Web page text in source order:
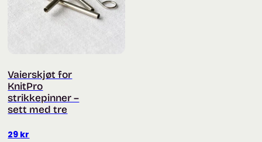
Vaierskjøt for
KnitPro
strikkepinner –
sett med tre
29 kr